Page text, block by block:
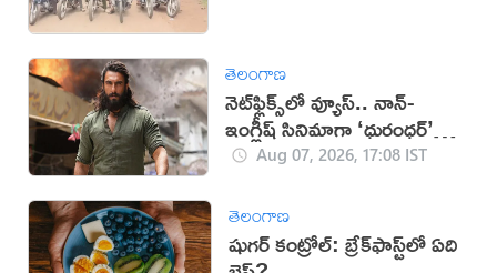
తెలంగాణ
నెట్‌ఫ్లిక్స్‌లో వ్యూస్.. నాన్-
ఇంగ్లీష్ సినిమాగా ‘ధురంధర్’
రికార్డుAug 07, 2026, 17:08 IST
తెలంగాణ
షుగర్ కంట్రోల్: బ్రేక్‌ఫాస్ట్‌లో ఏది